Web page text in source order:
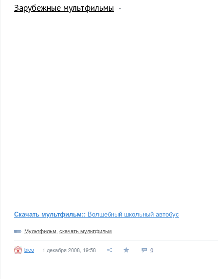
Зарубежные мультфильмы
Скачать мультфильм:: Волшебный школьный автобус
Мультфильм скачать мультфильм
bico 1 декабря 2008, 19:58 0